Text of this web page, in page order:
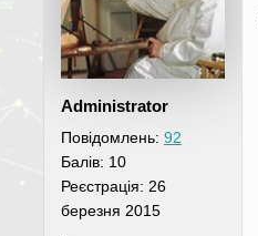
Administrator
Повідомлень: 92
Балів: 10
Реєстрація: 26
березня 2015